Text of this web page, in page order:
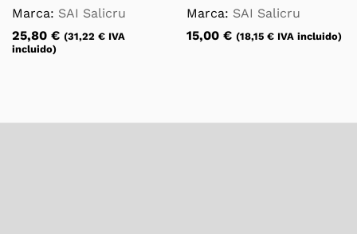
Marca: SAI Salicru
25,80 € (31,22 € IVA
incluido)
Marca: SAI Salicru
15,00 € (18,15 € IVA incluido)